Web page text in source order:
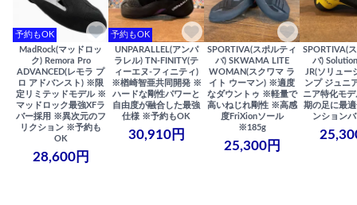
予約もOK
MadRock(マッドロッ
ク) Remora Pro
ADVANCED(レモラ プ
ロ アドバンスト) ※限
定リミテッドモデル ※
マッドロック最強XFラ
バー採用 ※異次元のフ
リクション ※予約も
OK
28,600円
予約もOK
UNPARALLEL(アンパ
ラレル) TN-FINITY(テ
ィーエヌ-フィニティ)
※楢崎智亜共同開発 ※
ハードな剛性パワーと
自由度が融合した最強
仕様 ※予約もOK
30,910円
SPORTIVA(スポルティ
バ) SKWAMA LITE
WOMAN(スクワマ ラ
イト ウーマン) ※適度
なダウントゥ ※軽量で
高いねじれ剛性 ※高感
度FriXionソール
※185g
25,300円
SPORTIVA(
バ)
JR(ソリュー
ンプ ジュニ
ニア特化モ
期の足に最
ンション